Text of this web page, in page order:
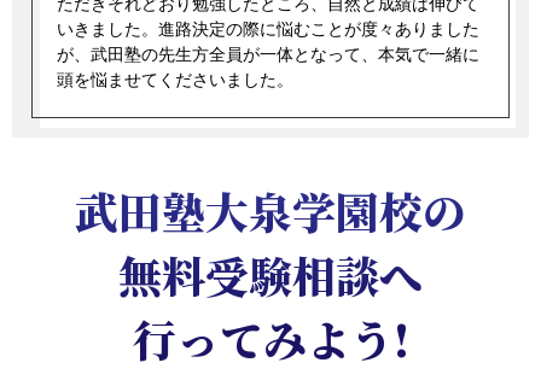
いきました。進路決定の際に悩むことが度々ありました
が、武田塾の先生方全員が一体となって、本気で一緒に
頭を悩ませてくださいました。
武田塾大泉学園校の
無料受験相談へ
行ってみよう!